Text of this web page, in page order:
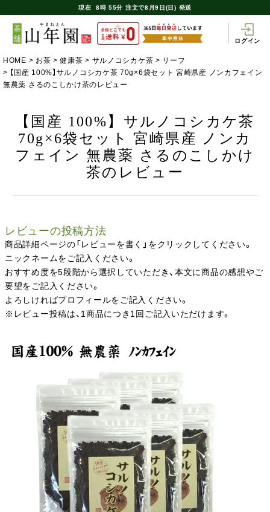
現在 8時 55分 注文で8月9日(日) 発送
ログイン
HOME お茶 健康茶 サルノコシカケ茶
リーフ
【国産 100%】サルノコシカケ茶 70g×6袋セット 宮崎県産 ノンカフェイン
無農薬 さるのこしかけ茶のレビュー
【国産 100%】サルノコシカケ茶
70g×6袋セット 宮崎県産 ノンカ
フェイン 無農薬 さるのこしかけ
茶のレビュー
レビューの投稿方法
商品詳細ページの「レビューを書く」をクリックしてください。
ニックネームをご記入ください。
おすすめ度を5段階から選択していただき、本文に商品の感想やご
要望をご記入ください。
よろしければプロフィールをご記入ください。
※レビュー投稿は、1商品につき1回ご記入いただけます。